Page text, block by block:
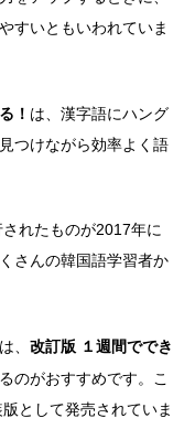
すいともいわれていま
！ は、漢字語にハング
つけながら効率よく語
れたものが2017年に
さんの韓国語学習者か
、 改訂版 １週間ででき
のがおすすめです。こ
として発売されていま